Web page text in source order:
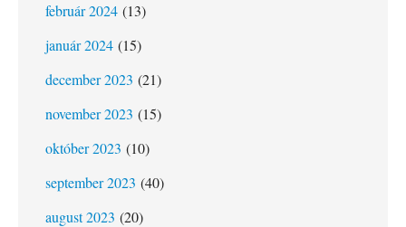
február 2024 (13)
január 2024 (15)
december 2023 (21)
november 2023 (15)
október 2023 (10)
september 2023 (40)
august 2023 (20)